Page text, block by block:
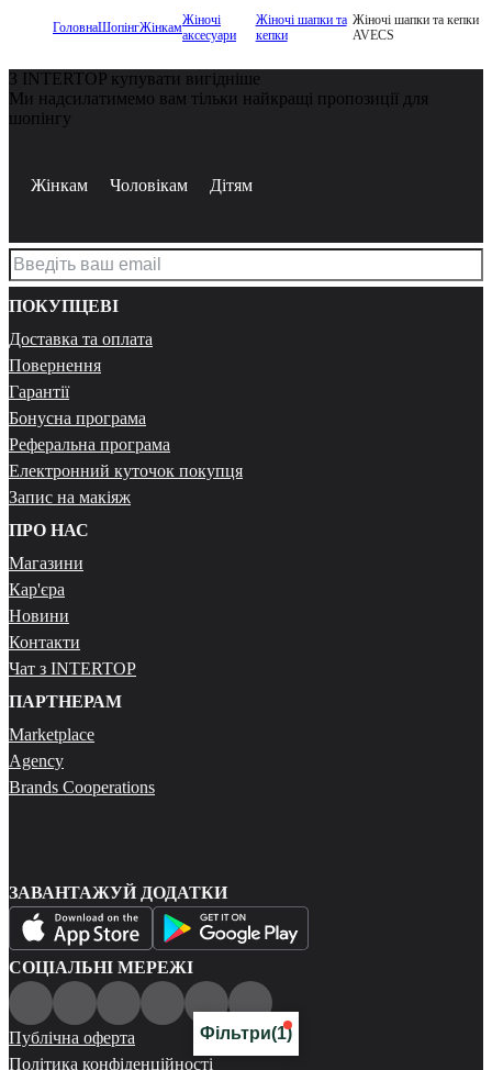
ГоловнаШопінгЖінкамЖіночі
аксесуари
Жіночі шапки та
кепки
Жіночі шапки та кепки
AVECS
Фільтри(1)
З INTERTOP купувати вигідніше
Ми надсилатимемо вам тільки найкращі пропозиції для
шопінгу
Жінкам Чоловікам Дітям
ПОКУПЦЕВІ
Доставка та оплата
Повернення
Гарантії
Бонусна програма
Реферальна програма
Електронний куточок покупця
Запис на макіяж
ПРО НАС
Магазини
Кар'єра
Новини
Контакти
Чат з INTERTOP
ПАРТНЕРАМ
Marketplace
Agency
Brands Cooperations
ЗАВАНТАЖУЙ ДОДАТКИ
СОЦІАЛЬНІ МЕРЕЖІ
Публічна оферта
Політика конфіденційності